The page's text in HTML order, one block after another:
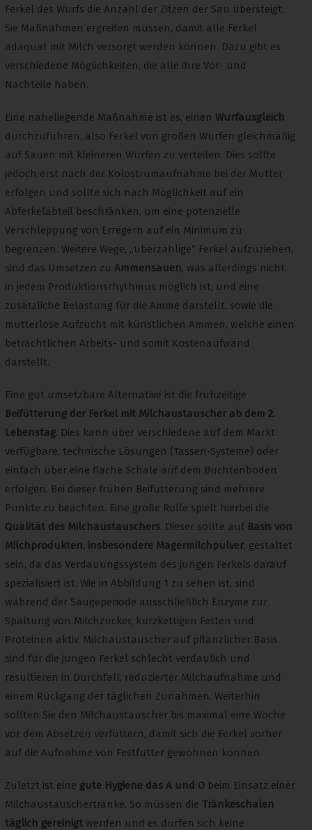
Ferkel des Wurfs die Anzahl der Zitzen der Sau übersteigt,
Sie Maßnahmen ergreifen müssen, damit alle Ferkel
adäquat mit Milch versorgt werden können. Dazu gibt es
verschiedene Möglichkeiten, die alle ihre Vor- und
Nachteile haben.
Eine naheliegende Maßnahme ist es, einen Wurfausgleich
durchzuführen, also Ferkel von großen Würfen gleichmäßig
auf Sauen mit kleineren Würfen zu verteilen. Dies sollte
jedoch erst nach der Kolostrumaufnahme bei der Mutter
erfolgen und sollte sich nach Möglichkeit auf ein
Abferkelabteil beschränken, um eine potenzielle
Verschleppung von Erregern auf ein Minimum zu
begrenzen. Weitere Wege, „überzählige“ Ferkel aufzuziehen,
sind das Umsetzen zu Ammensauen, was allerdings nicht
in jedem Produktionsrhythmus möglich ist, und eine
zusätzliche Belastung für die Amme darstellt, sowie die
mutterlose Aufzucht mit künstlichen Ammen, welche einen
beträchtlichen Arbeits- und somit Kostenaufwand
darstellt.
Eine gut umsetzbare Alternative ist die frühzeitige
Beifütterung der Ferkel mit Milchaustauscher ab dem 2.
Lebenstag. Dies kann über verschiedene auf dem Markt
verfügbare, technische Lösungen (Tassen-Systeme) oder
einfach über eine flache Schale auf dem Buchtenboden
erfolgen. Bei dieser frühen Beifütterung sind mehrere
Punkte zu beachten. Eine große Rolle spielt hierbei die
Qualität des Milchaustauschers. Dieser sollte auf Basis von
Milchprodukten, insbesondere Magermilchpulver, gestaltet
sein, da das Verdauungssystem des jungen Ferkels darauf
spezialisiert ist. Wie in Abbildung 1 zu sehen ist, sind
während der Säugeperiode ausschließlich Enzyme zur
Spaltung von Milchzucker, kurzkettigen Fetten und
Proteinen aktiv. Milchaustauscher auf pflanzlicher Basis
sind für die jungen Ferkel schlecht verdaulich und
resultieren in Durchfall, reduzierter Milchaufnahme und
einem Rückgang der täglichen Zunahmen. Weiterhin
sollten Sie den Milchaustauscher bis maximal eine Woche
vor dem Absetzen verfüttern, damit sich die Ferkel vorher
auf die Aufnahme von Festfutter gewöhnen können.
Zuletzt ist eine gute Hygiene das A und Obeim Einsatz einer
Milchaustauschertränke. So müssen die Tränkeschalen
täglich gereinigtwerden und es dürfen sich keine